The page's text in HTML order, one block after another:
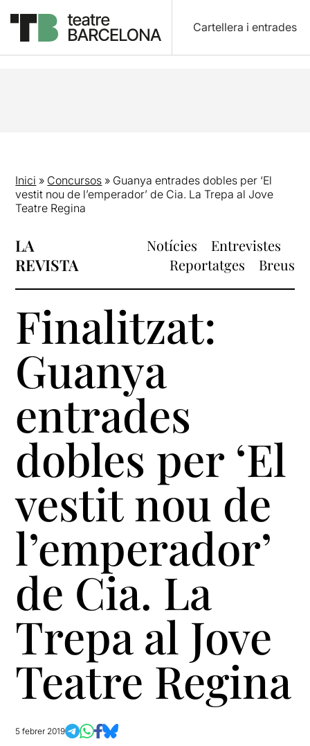
Cartellera i entrades
Inici » Concursos » Guanya entrades dobles per ‘El
vestit nou de l’emperador’ de Cia. La Trepa al Jove
Teatre Regina
LA
REVISTA
Notícies
Entrevistes
Reportatges
Breus
Finalitzat:
Guanya
entrades
dobles per ‘El
vestit nou de
l’emperador’
de Cia. La
Trepa al Jove
Teatre Regina
5 febrer 2019